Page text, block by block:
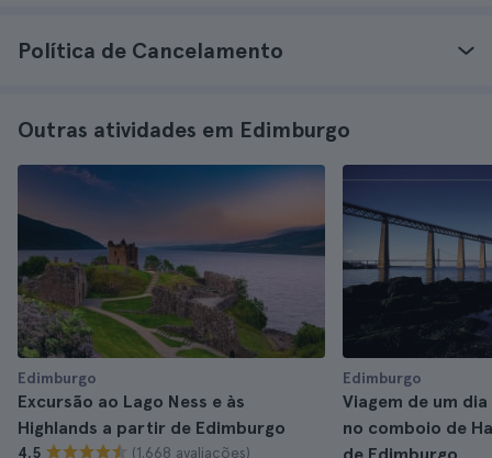
Política de Cancelamento
Outras atividades em Edimburgo
Edimburgo
Excursão ao Lago Ness e às
Highlands a partir de Edimburgo
4.5 (1.668 avaliações)
Edimburgo
Viagem de um
no comboio de